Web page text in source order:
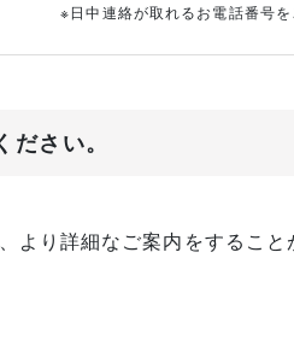
※日中連絡が取れるお電話番号を
さい。
より詳細なご案内をすること